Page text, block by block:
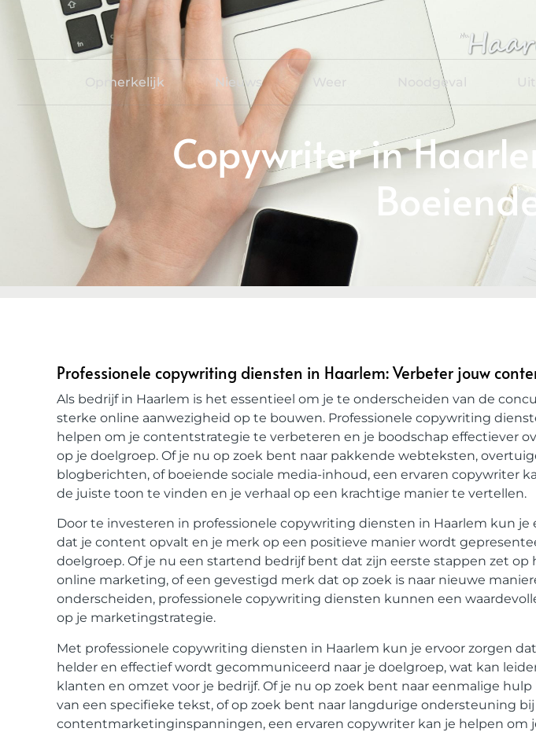
Opmerkelijk Nieuws Weer Noodgeval
Copywriter in
Professionele copywriting diensten in Haarlem: Verbeter jouw
Als bedrijf in Haarlem is het essentieel om je te onderscheiden van de
sterke online aanwezigheid op te bouwen. Professionele copywriting
helpen om je contentstrategie te verbeteren en je boodschap effectiever
op je doelgroep. Of je nu op zoek bent naar pakkende webteksten,
blogberichten, of boeiende sociale media-inhoud, een ervaren copywriter
de juiste toon te vinden en je verhaal op een krachtige manier te vertellen.
Door te investeren in professionele copywriting diensten in Haarlem kun je
dat je content opvalt en je merk op een positieve manier wordt
doelgroep. Of je nu een startend bedrijf bent dat zijn eerste stappen zet op
online marketing, of een gevestigd merk dat op zoek is naar nieuwe
onderscheiden, professionele copywriting diensten kunnen een
op je marketingstrategie.
Met professionele copywriting diensten in Haarlem kun je ervoor zorgen
helder en effectief wordt gecommuniceerd naar je doelgroep, wat kan
klanten en omzet voor je bedrijf. Of je nu op zoek bent naar eenmalige
van een specifieke tekst, of op zoek bent naar langdurige ondersteuning bij
contentmarketinginspanningen, een ervaren copywriter kan je helpen om